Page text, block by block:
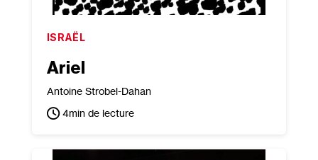
ISRAËL
Ariel
Antoine Strobel-Dahan
4min de lecture